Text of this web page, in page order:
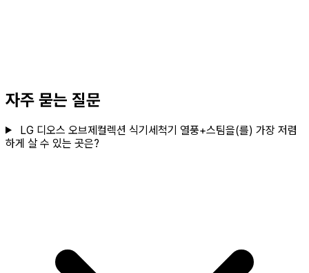
자주 묻는 질문
LG 디오스 오브제컬렉션 식기세척기 열풍+스팀을(를) 가장 저렴
하게 살 수 있는 곳은?